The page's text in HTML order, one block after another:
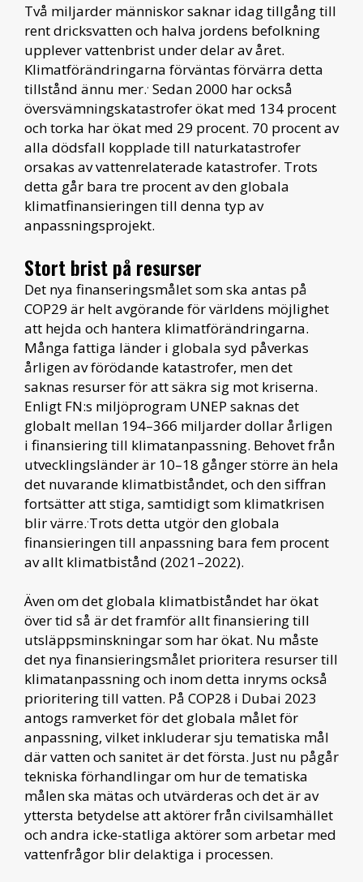
Två miljarder människor saknar idag tillgång till
rent dricksvatten och halva jordens befolkning
upplever vattenbrist under delar av året.
Klimatförändringarna förväntas förvärra detta
tillstånd ännu mer.. Sedan 2000 har också
översvämningskatastrofer ökat med 134 procent
och torka har ökat med 29 procent. 70 procent av
alla dödsfall kopplade till naturkatastrofer
orsakas av vattenrelaterade katastrofer. Trots
detta går bara tre procent av den globala
klimatfinansieringen till denna typ av
anpassningsprojekt.
Stort brist på resurser
Det nya finanseringsmålet som ska antas på
COP29 är helt avgörande för världens möjlighet
att hejda och hantera klimatförändringarna.
Många fattiga länder i globala syd påverkas
årligen av förödande katastrofer, men det
saknas resurser för att säkra sig mot kriserna.
Enligt FN:s miljöprogram UNEP saknas det
globalt mellan 194–366 miljarder dollar årligen
i finansiering till klimatanpassning. Behovet från
utvecklingsländer är 10–18 gånger större än hela
det nuvarande klimatbiståndet, och den siffran
fortsätter att stiga, samtidigt som klimatkrisen
blir värre..Trots detta utgör den globala
finansieringen till anpassning bara fem procent
av allt klimatbistånd (2021–2022).
Även om det globala klimatbiståndet har ökat
över tid så är det framför allt finansiering till
utsläppsminskningar som har ökat. Nu måste
det nya finansieringsmålet prioritera resurser till
klimatanpassning och inom detta inryms också
prioritering till vatten. På COP28 i Dubai 2023
antogs ramverket för det globala målet för
anpassning, vilket inkluderar sju tematiska mål
där vatten och sanitet är det första. Just nu pågår
tekniska förhandlingar om hur de tematiska
målen ska mätas och utvärderas och det är av
yttersta betydelse att aktörer från civilsamhället
och andra icke-statliga aktörer som arbetar med
vattenfrågor blir delaktiga i processen.